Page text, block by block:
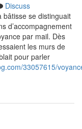
Discuss
bâtisse se distinguait
d’accompagnement
par mail. Dès
les murs de
pour parler
33057615/